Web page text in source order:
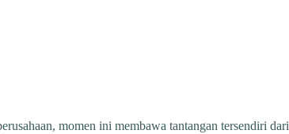
momen ini membawa tantangan tersendiri